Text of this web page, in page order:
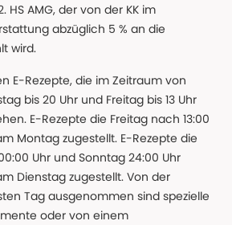
HS AMG, der von der KK im
abzüglich 5 % an die
wird.
E-Rezepte, die im Zeitraum von
bis 20 Uhr und Freitag bis 13 Uhr
E-Rezepte die Freitag nach 13:00
Montag zugestellt. E-Rezepte die
Uhr und Sonntag 24:00 Uhr
Dienstag zugestellt. Von der
Tag ausgenommen sind spezielle
oder von einem